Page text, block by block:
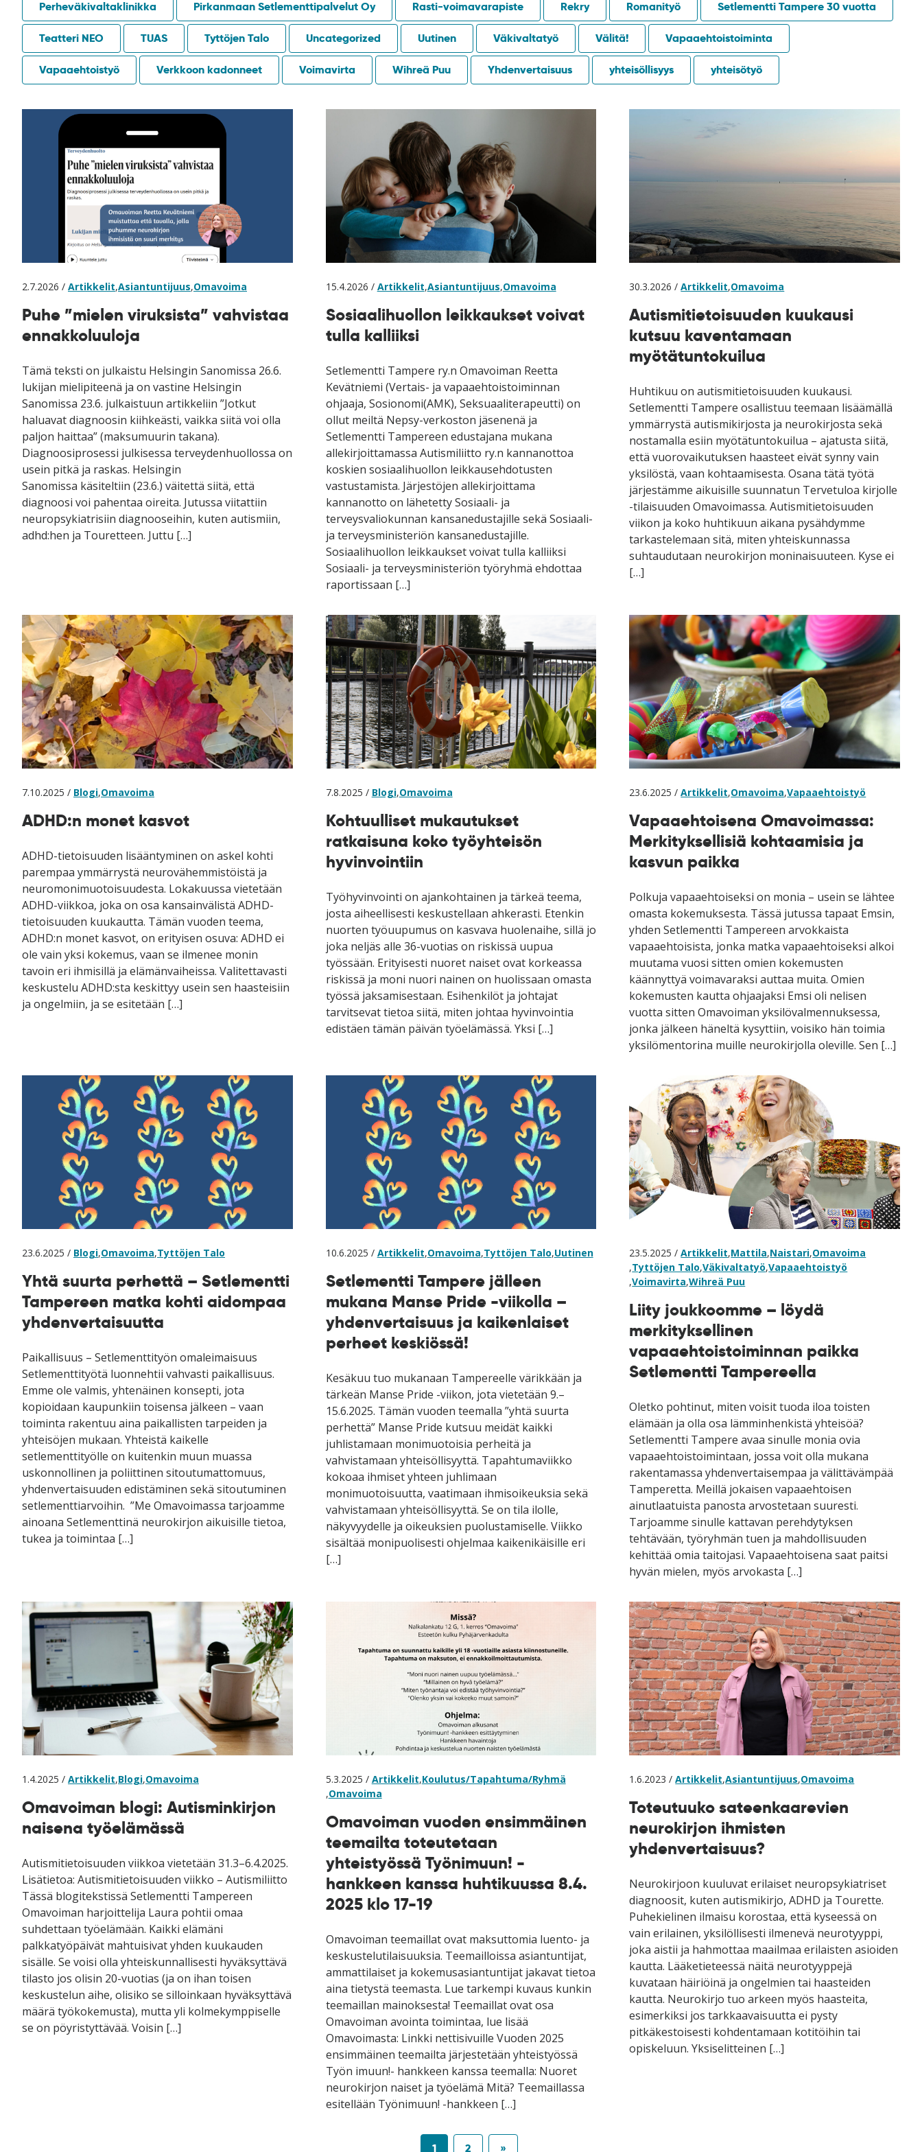
Perheväkivaltaklinikka Pirkanmaan Setlementtipalvelut Oy Rasti-voimavarapiste Rekry Romanityö Setlementti Tampere 30 vuotta
Teatteri NEO TUAS Tyttöjen Talo Uncategorized Uutinen Väkivaltatyö Välitä! Vapaaehtoistoiminta
Vapaaehtoistyö Verkkoon kadonneet Voimavirta Wihreä Puu Yhdenvertaisuus yhteisöllisyys yhteisötyö
2.7.2026 / Artikkelit,Asiantuntijuus,Omavoima
Puhe ”mielen viruksista” vahvistaa
ennakkoluuloja
Tämä teksti on julkaistu Helsingin Sanomissa 26.6.
lukijan mielipiteenä ja on vastine Helsingin
Sanomissa 23.6. julkaistuun artikkeliin ”Jotkut
haluavat diagnoosin kiihkeästi, vaikka siitä voi olla
paljon haittaa” (maksumuurin takana).
Diagnoosiprosessi julkisessa terveydenhuollossa on
usein pitkä ja raskas. Helsingin
Sanomissa käsiteltiin (23.6.) väitettä siitä, että
diagnoosi voi pahentaa oireita. Jutussa viitattiin
neuropsykiatrisiin diagnooseihin, kuten autismiin,
adhd:hen ja Touretteen. Juttu […]
15.4.2026 / Artikkelit,Asiantuntijuus,Omavoima
Sosiaalihuollon leikkaukset voivat
tulla kalliiksi
Setlementti Tampere ry.n Omavoiman Reetta
Kevätniemi (Vertais- ja vapaaehtoistoiminnan
ohjaaja, Sosionomi(AMK), Seksuaaliterapeutti) on
ollut meiltä Nepsy-verkoston jäsenenä ja
Setlementti Tampereen edustajana mukana
allekirjoittamassa Autismiliitto ry.n kannanottoa
koskien sosiaalihuollon leikkausehdotusten
vastustamista. Järjestöjen allekirjoittama
kannanotto on lähetetty ​Sosiaali- ja
terveysvaliokunnan kansanedustajille sekä Sosiaali-
ja terveysministeriön kansanedustajille.
Sosiaalihuollon leikkaukset voivat tulla kalliiksi
Sosiaali- ja terveysministeriön työryhmä ehdottaa
raportissaan […]
30.3.2026 /Artikkelit,Omavoima
Autismitietoisuuden kuukausi
kutsuu kaventamaan
myötätuntokuilua
Huhtikuu on autismitietoisuuden kuukausi.
Setlementti Tampere osallistuu teemaan lisäämällä
ymmärrystä autismikirjosta ja neurokirjosta sekä
nostamalla esiin myötätuntokuilua – ajatusta siitä,
että vuorovaikutuksen haasteet eivät synny vain
yksilöstä, vaan kohtaamisesta. Osana tätä työtä
järjestämme aikuisille suunnatun Tervetuloa kirjolle
-tilaisuuden Omavoimassa. Autismitietoisuuden
viikon ja koko huhtikuun aikana pysähdymme
tarkastelemaan sitä, miten yhteiskunnassa
suhtaudutaan neurokirjon moninaisuuteen. Kyse ei
[…]
7.10.2025 / Blogi,Omavoima
ADHD:n monet kasvot
ADHD-tietoisuuden lisääntyminen on askel kohti
parempaa ymmärrystä neurovähemmistöistä ja
neuromonimuotoisuudesta. Lokakuussa vietetään
ADHD-viikkoa, joka on osa kansainvälistä ADHD-
tietoisuuden kuukautta. Tämän vuoden teema,
ADHD:n monet kasvot, on erityisen osuva: ADHD ei
ole vain yksi kokemus, vaan se ilmenee monin
tavoin eri ihmisillä ja elämänvaiheissa. Valitettavasti
keskustelu ADHD:sta keskittyy usein sen haasteisiin
ja ongelmiin, ja se esitetään […]
7.8.2025 / Blogi,Omavoima
Kohtuulliset mukautukset
ratkaisuna koko työyhteisön
hyvinvointiin
Työhyvinvointi on ajankohtainen ja tärkeä teema,
josta aiheellisesti keskustellaan ahkerasti. Etenkin
nuorten työuupumus on kasvava huolenaihe, sillä jo
joka neljäs alle 36-vuotias on riskissä uupua
työssään. Erityisesti nuoret naiset ovat korkeassa
riskissä ja moni nuori nainen on huolissaan omasta
työssä jaksamisestaan. Esihenkilöt ja johtajat
tarvitsevat tietoa siitä, miten johtaa hyvinvointia
edistäen tämän päivän työelämässä. Yksi […]
23.6.2025 /Artikkelit,Omavoima,Vapaaehtoistyö
Vapaaehtoisena Omavoimassa:
Merkityksellisiä kohtaamisia ja
kasvun paikka
Polkuja vapaaehtoiseksi on monia – usein se lähtee
omasta kokemuksesta. Tässä jutussa tapaat Emsin,
yhden Setlementti Tampereen arvokkaista
vapaaehtoisista, jonka matka vapaaehtoiseksi alkoi
muutama vuosi sitten omien kokemusten
käännyttyä voimavaraksi auttaa muita. Omien
kokemusten kautta ohjaajaksi Emsi oli nelisen
vuotta sitten Omavoiman yksilövalmennuksessa,
jonka jälkeen häneltä kysyttiin, voisiko hän toimia
yksilömentorina muille neurokirjolla oleville. Sen […]
23.6.2025 / Blogi,Omavoima,Tyttöjen Talo
Yhtä suurta perhettä – Setlementti
Tampereen matka kohti aidompaa
yhdenvertaisuutta
Paikallisuus – Setlementtityön omaleimaisuus
Setlementtityötä luonnehtii vahvasti paikallisuus.
Emme ole valmis, yhtenäinen konsepti, jota
kopioidaan kaupunkiin toisensa jälkeen – vaan
toiminta rakentuu aina paikallisten tarpeiden ja
yhteisöjen mukaan. Yhteistä kaikelle
setlementtityölle on kuitenkin muun muassa
uskonnollinen ja poliittinen sitoutumattomuus,
yhdenvertaisuuden edistäminen sekä sitoutuminen
setlementtiarvoihin. ”Me Omavoimassa tarjoamme
ainoana Setlementtinä neurokirjon aikuisille tietoa,
tukea ja toimintaa […]
10.6.2025 / Artikkelit,Omavoima,Tyttöjen Talo,Uutinen
Setlementti Tampere jälleen
mukana Manse Pride -viikolla –
yhdenvertaisuus ja kaikenlaiset
perheet keskiössä!
Kesäkuu tuo mukanaan Tampereelle värikkään ja
tärkeän Manse Pride -viikon, jota vietetään 9.–
15.6.2025. Tämän vuoden teemalla ”yhtä suurta
perhettä” Manse Pride kutsuu meidät kaikki
juhlistamaan monimuotoisia perheitä ja
vahvistamaan yhteisöllisyyttä. Tapahtumaviikko
kokoaa ihmiset yhteen juhlimaan
monimuotoisuutta, vaatimaan ihmisoikeuksia sekä
vahvistamaan yhteisöllisyyttä. Se on tila ilolle,
näkyvyydelle ja oikeuksien puolustamiselle. Viikko
sisältää monipuolisesti ohjelmaa kaikenikäisille eri
[…]
23.5.2025 /Artikkelit,Mattila,Naistari,Omavoima
,Tyttöjen Talo,Väkivaltatyö,Vapaaehtoistyö
,Voimavirta,Wihreä Puu
Liity joukkoomme – löydä
merkityksellinen
vapaaehtoistoiminnan paikka
Setlementti Tampereella
Oletko pohtinut, miten voisit tuoda iloa toisten
elämään ja olla osa lämminhenkistä yhteisöä?
Setlementti Tampere avaa sinulle monia ovia
vapaaehtoistoimintaan, jossa voit olla mukana
rakentamassa yhdenvertaisempaa ja välittävämpää
Tamperetta. Meillä jokaisen vapaaehtoisen
ainutlaatuista panosta arvostetaan suuresti.
Tarjoamme sinulle kattavan perehdytyksen
tehtävään, työryhmän tuen ja mahdollisuuden
kehittää omia taitojasi. Vapaaehtoisena saat paitsi
hyvän mielen, myös arvokasta […]
1.4.2025 / Artikkelit,Blogi,Omavoima
Omavoiman blogi: Autisminkirjon
naisena työelämässä
Autismitietoisuuden viikkoa vietetään 31.3–6.4.2025.
Lisätietoa: Autismitietoisuuden viikko – Autismiliitto
Tässä blogitekstissä Setlementti Tampereen
Omavoiman harjoittelija Laura pohtii omaa
suhdettaan työelämään. Kaikki elämäni
palkkatyöpäivät mahtuisivat yhden kuukauden
sisälle. Se voisi olla yhteiskunnallisesti hyväksyttävä
tilasto jos olisin 20-vuotias (ja on ihan toisen
keskustelun aihe, olisiko se silloinkaan hyväksyttävä
määrä työkokemusta), mutta yli kolmekymppiselle
se on pöyristyttävää. Voisin […]
5.3.2025 / Artikkelit,Koulutus/Tapahtuma/Ryhmä
,Omavoima
Omavoiman vuoden ensimmäinen
teemailta toteutetaan
yhteistyössä Työnimuun! -
hankkeen kanssa huhtikuussa 8.4.
2025 klo 17-19
Omavoiman teemaillat ovat maksuttomia luento- ja
keskustelutilaisuuksia. Teemailloissa asiantuntijat,
ammattilaiset ja kokemusasiantuntijat jakavat tietoa
aina tietystä teemasta. Lue tarkempi kuvaus kunkin
teemaillan mainoksesta! Teemaillat ovat osa
Omavoiman avointa toimintaa, lue lisää
Omavoimasta: Linkki nettisivuille Vuoden 2025
ensimmäinen teemailta järjestetään yhteistyössä
Työn imuun!- hankkeen kanssa teemalla: Nuoret
neurokirjon naiset ja työelämä Mitä? Teemaillassa
esitellään Työnimuun! -hankkeen […]
1.6.2023 /Artikkelit,Asiantuntijuus,Omavoima
Toteutuuko sateenkaarevien
neurokirjon ihmisten
yhdenvertaisuus?
Neurokirjoon kuuluvat erilaiset neuropsykiatriset
diagnoosit, kuten autismikirjo, ADHD ja Tourette.
Puhekielinen ilmaisu korostaa, että kyseessä on
vain erilainen, yksilöllisesti ilmenevä neurotyyppi,
joka aistii ja hahmottaa maailmaa erilaisten asioiden
kautta. Lääketieteessä näitä neurotyyppejä
kuvataan häiriöinä ja ongelmien tai haasteiden
kautta. Neurokirjo tuo arkeen myös haasteita,
esimerkiksi jos tarkkaavaisuutta ei pysty
pitkäkestoisesti kohdentamaan kotitöihin tai
opiskeluun. Yksiselitteinen […]
1 2 »